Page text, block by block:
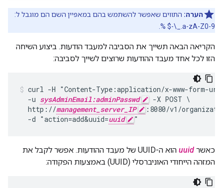
הערה: התווים שאפשר להשתמש בהם במאפיין השם הם מוגבל ל:
a-zA-Z0-9._\-$ %.
הקריאה הבאה תשייך את הסביבה למעבד הודעות. ביצוע השיחה
הזו לכל אחד מעבד ההודעות שרוצים לשייך לסביבה:
curl -H "Content-Type:application/x-www-form-
  -u
sysAdminEmail:adminPasswd
-X POST \
  http://
management_server_IP
:8080/v1/
  -d "action=add&uuid=
uuid
כאשר uuid
הוא ה-UUID של מעבד ההודעות. אפשר לקבל את
המזהה הייחודי האוניברסלי (UUID) באמצעות הפקודה: